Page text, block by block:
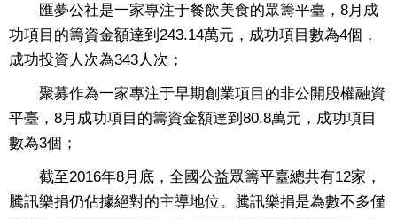
匯夢公社是一家專注于餐飲美食的眾籌平臺，8月成
功項目的籌資金額達到243.14萬元，成功項目數為4個，
成功投資人次為343人次；
聚募作為一家專注于早期創業項目的非公開股權融資
平臺，8月成功項目的籌資金額達到80.8萬元，成功項目
數為3個；
截至2016年8月底，全國公益眾籌平臺總共有12家，
騰訊樂捐仍佔據絕對的主導地位。騰訊樂捐是為數不多僅